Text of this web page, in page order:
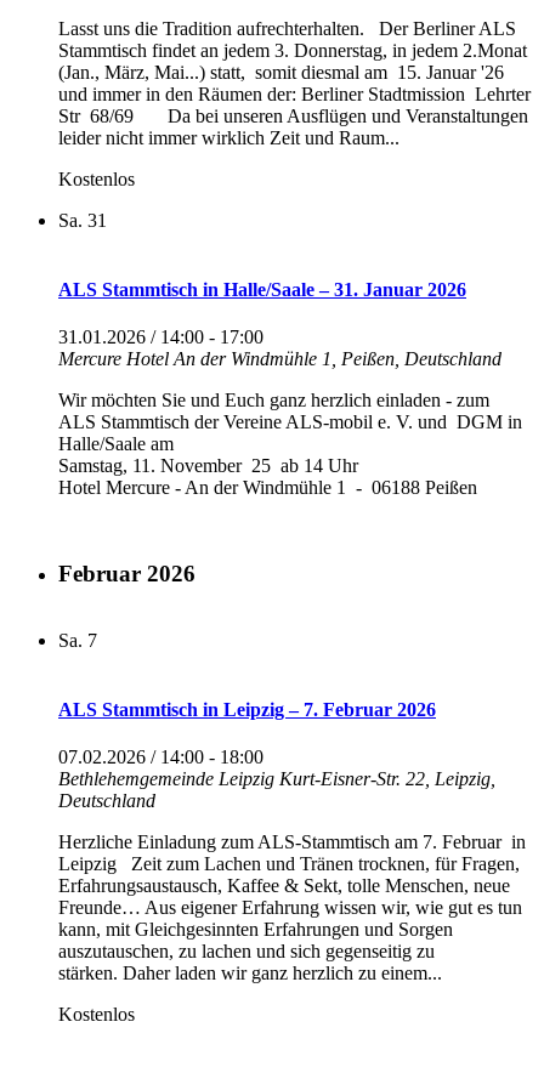
Lasst uns die Tradition aufrechterhalten. Der Berliner ALS
Stammtisch findet an jedem 3. Donnerstag, in jedem 2.Monat
(Jan., März, Mai...) statt, somit diesmal am 15. Januar '26
und immer in den Räumen der: Berliner Stadtmission Lehrter
Str 68/69 Da bei unseren Ausflügen und Veranstaltungen
leider nicht immer wirklich Zeit und Raum...
Kostenlos
Sa. 31
ALS Stammtisch in Halle/Saale – 31. Januar 2026
31.01.2026 / 14:00 - 17:00
Mercure HotelAn der Windmühle 1, Peißen, Deutschland
Wir möchten Sie und Euch ganz herzlich einladen - zum
ALS Stammtisch der Vereine ALS-mobil e. V. und DGM in
Halle/Saale am
Samstag, 11. November 25 ab 14 Uhr
Hotel Mercure - An der Windmühle 1 - 06188 Peißen
Februar 2026
Sa. 7
ALS Stammtisch in Leipzig – 7. Februar 2026
07.02.2026 / 14:00 - 18:00
Bethlehemgemeinde Leipzig Kurt-Eisner-Str. 22, Leipzig,
Deutschland
Herzliche Einladung zum ALS-Stammtisch am 7. Februar in
Leipzig Zeit zum Lachen und Tränen trocknen, für Fragen,
Erfahrungsaustausch, Kaffee & Sekt, tolle Menschen, neue
Freunde… Aus eigener Erfahrung wissen wir, wie gut es tun
kann, mit Gleichgesinnten Erfahrungen und Sorgen
auszutauschen, zu lachen und sich gegenseitig zu
stärken. Daher laden wir ganz herzlich zu einem...
Kostenlos